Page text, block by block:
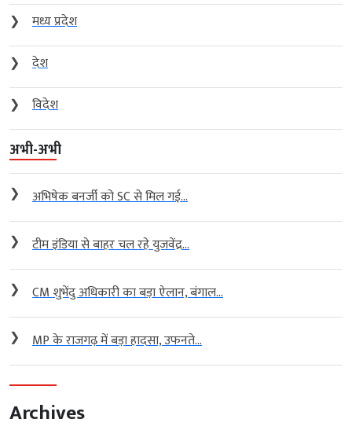
❯
मध्य प्रदेश
❯
देश
❯
विदेश
अभी-अभी
❯ अभिषेक बनर्जी को SC से मिल गई...
❯ टीम इंडिया से बाहर चल रहे युजवेंद्र...
❯ CM शुभेंदु अधिकारी का बड़ा ऐलान, बंगाल...
❯ MP के राजगढ़ में बड़ा हादसा, उफनते...
Archives